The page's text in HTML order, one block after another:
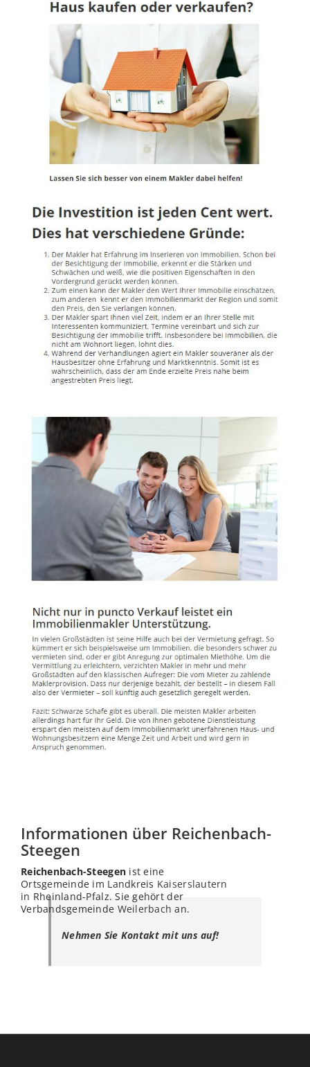
Informationen über Reichenbach-
Steegen
Reichenbach-Steegen ist eine
Ortsgemeinde im Landkreis Kaiserslautern
in Rheinland-Pfalz. Sie gehört der
Verbandsgemeinde Weilerbach an.
Nehmen Sie Kontakt mit uns auf!